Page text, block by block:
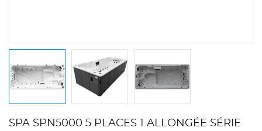
SPA SPN5000 5 PLACES 1 ALLONGÉE SÉRIE